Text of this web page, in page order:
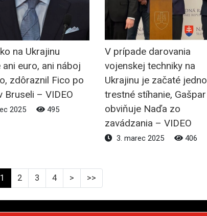
na Ukrajinu
ani euro, ani náboj
zdôraznil Fico po
Bruseli – VIDEO
2025 495
V prípade darovania
vojenskej techniky na
Ukrajinu je začaté jedno
trestné stíhanie, Gašpar
obviňuje Naďa zo
zavádzania – VIDEO
3. marec 2025 406
1 2 3 4 > >>